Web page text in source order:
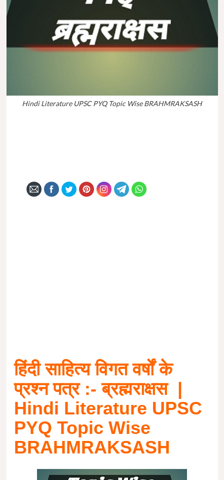
Hindi Literature UPSC PYQ Topic Wise BRAHMRAKSASH
हिंदी साहित्यविगत वर्षों के
प्रश्न पत्र :- ब्रह्मराक्षस |
Hindi Literature UPSC
PYQ Topic Wise
BRAHMRAKSASH